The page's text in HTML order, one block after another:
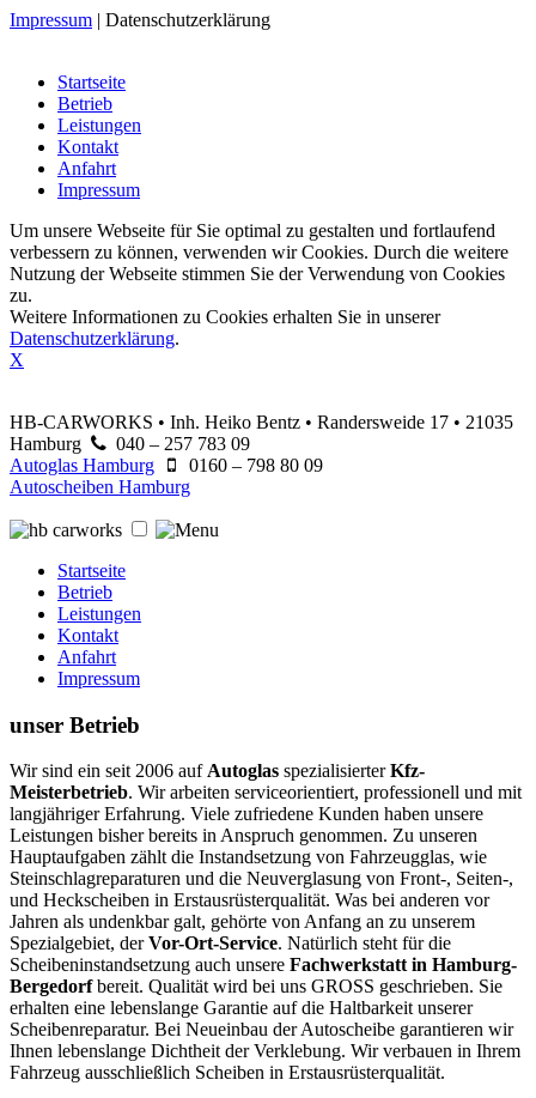
Impressum | Datenschutzerklärung
Startseite
Betrieb
Leistungen
Kontakt
Anfahrt
Impressum
Um unsere Webseite für Sie optimal zu gestalten und fortlaufend
verbessern zu können, verwenden wir Cookies. Durch die weitere
Nutzung der Webseite stimmen Sie der Verwendung von Cookies
zu.
Weitere Informationen zu Cookies erhalten Sie in unserer
Datenschutzerklärung.
X
HB-CARWORKS • Inh. Heiko Bentz • Randersweide 17 • 21035
Hamburg
040 – 257 783 09
Autoglas Hamburg
0160 – 798 80 09
Autoscheiben Hamburg
Startseite
Betrieb
Leistungen
Kontakt
Anfahrt
Impressum
unser Betrieb
Wir sind ein seit 2006 aufAutoglas spezialisierterKfz-
Meisterbetrieb. Wir arbeiten serviceorientiert, professionell und mit
langjähriger Erfahrung. Viele zufriedene Kunden haben unsere
Leistungen bisher bereits in Anspruch genommen. Zu unseren
Hauptaufgaben zählt die Instandsetzung von Fahrzeugglas, wie
Steinschlagreparaturen und die Neuverglasung von Front-, Seiten-,
und Heckscheiben in Erstausrüsterqualität. Was bei anderen vor
Jahren als undenkbar galt, gehörte von Anfang an zu unserem
Spezialgebiet, derVor-Ort-Service. Natürlich steht für die
Scheibeninstandsetzung auch unsere Fachwerkstatt in Hamburg-
Bergedorfbereit. Qualität wird bei uns GROSS geschrieben. Sie
erhalten eine lebenslange Garantie auf die Haltbarkeit unserer
Scheibenreparatur. Bei Neueinbau der Autoscheibe garantieren wir
Ihnen lebenslange Dichtheit der Verklebung. Wir verbauen in Ihrem
Fahrzeug ausschließlich Scheiben in Erstausrüsterqualität.